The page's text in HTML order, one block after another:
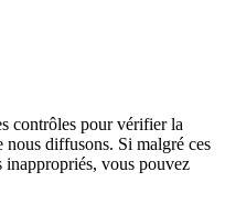
contrôles pour vérifier la
diffusons. Si malgré ces
inappropriés, vous pouvez